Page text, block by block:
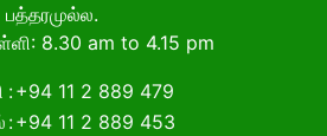
பத்தரமுல்ல.
8.30 am to 4.15 pm
:+94 11 2 889 479
:+94 11 2 889 453